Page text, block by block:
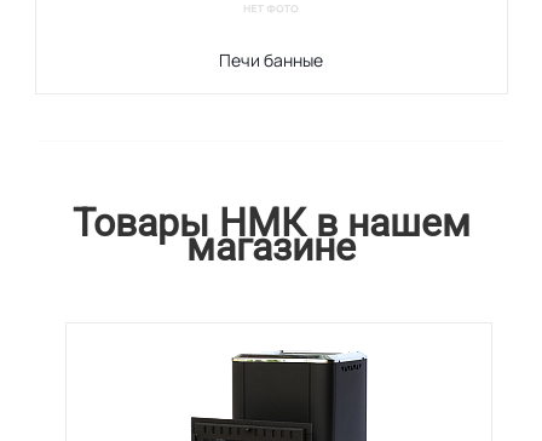
Печи банные
Товары НМК в нашем
магазине